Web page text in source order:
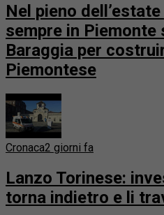
Nel pieno
sempre in Piemonte
Baraggia per
Piemontese
Cronaca2 giorni fa
Lanzo Torinese:
torna indietro e li